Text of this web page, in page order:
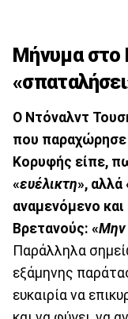
Μήνυμα στο
Ο Ντόναλντ
που παραχώρησε
Κορυφής είπε,
«ευέλικτη», αλλά
αναμενόμενο
Βρετανούς: «Μην
Παράλληλα
εξάμηνης
ευκαιρία να